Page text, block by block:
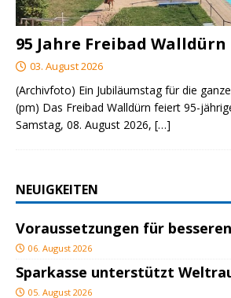
95 Jahre Freibad Walldürn
03. August 2026
(Archivfoto) Ein Jubiläumstag für die
(pm) Das Freibad Walldürn feiert 95-
Samstag, 08. August 2026, […]
NEUIGKEITEN
Voraussetzungen für
06. August 2026
Sparkasse unterstützt
05. August 2026